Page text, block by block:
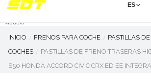
ES
Make
Modelo
INICIO FRENOS PARA COCHE
PASTILLAS
COCHES
PASTILLAS DE FRENO TRASERAS
S50 HONDA ACCORD CIVIC CRX ED EE